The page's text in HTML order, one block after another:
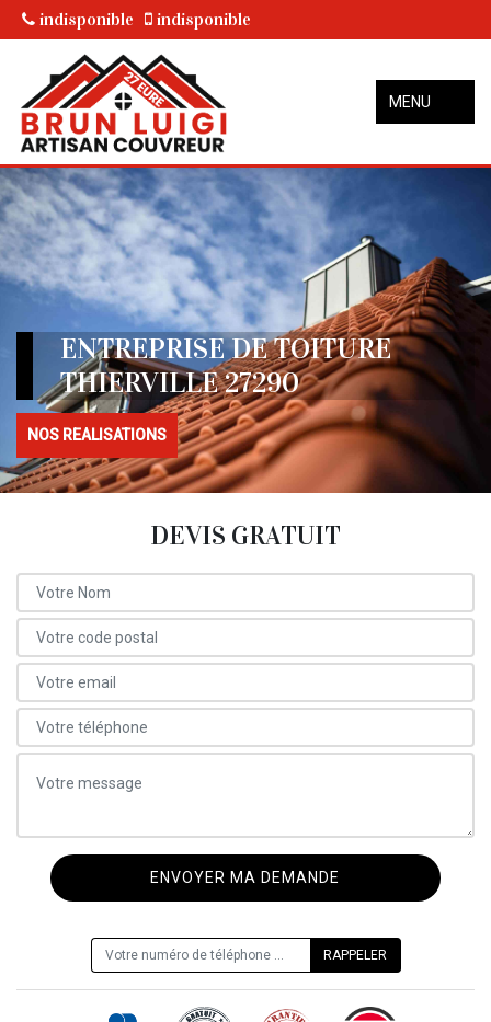
indisponible indisponible
MENU
ENTREPRISE DE TOITURE
THIERVILLE 27290
NOS REALISATIONS
DEVIS GRATUIT